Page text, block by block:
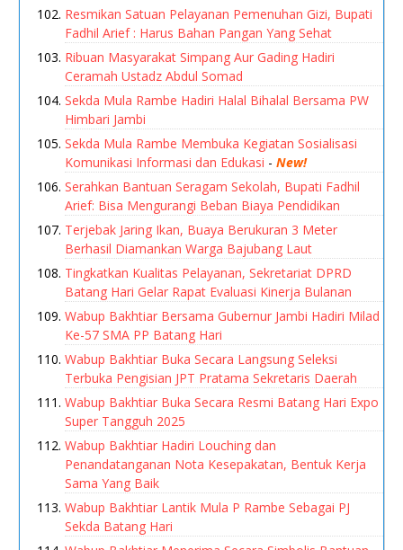
Resmikan Satuan Pelayanan Pemenuhan Gizi, Bupati
Fadhil Arief : Harus Bahan Pangan Yang Sehat
Ribuan Masyarakat Simpang Aur Gading Hadiri
Ceramah Ustadz Abdul Somad
Sekda Mula Rambe Hadiri Halal Bihalal Bersama PW
Himbari Jambi
Sekda Mula Rambe Membuka Kegiatan Sosialisasi
Komunikasi Informasi dan Edukasi -New!
Serahkan Bantuan Seragam Sekolah, Bupati Fadhil
Arief: Bisa Mengurangi Beban Biaya Pendidikan
Terjebak Jaring Ikan, Buaya Berukuran 3 Meter
Berhasil Diamankan Warga Bajubang Laut
Tingkatkan Kualitas Pelayanan, Sekretariat DPRD
Batang Hari Gelar Rapat Evaluasi Kinerja Bulanan
Wabup Bakhtiar Bersama Gubernur Jambi Hadiri Milad
Ke-57 SMA PP Batang Hari
Wabup Bakhtiar Buka Secara Langsung Seleksi
Terbuka Pengisian JPT Pratama Sekretaris Daerah
Wabup Bakhtiar Buka Secara Resmi Batang Hari Expo
Super Tangguh 2025
Wabup Bakhtiar Hadiri Louching dan
Penandatanganan Nota Kesepakatan, Bentuk Kerja
Sama Yang Baik
Wabup Bakhtiar Lantik Mula P Rambe Sebagai PJ
Sekda Batang Hari